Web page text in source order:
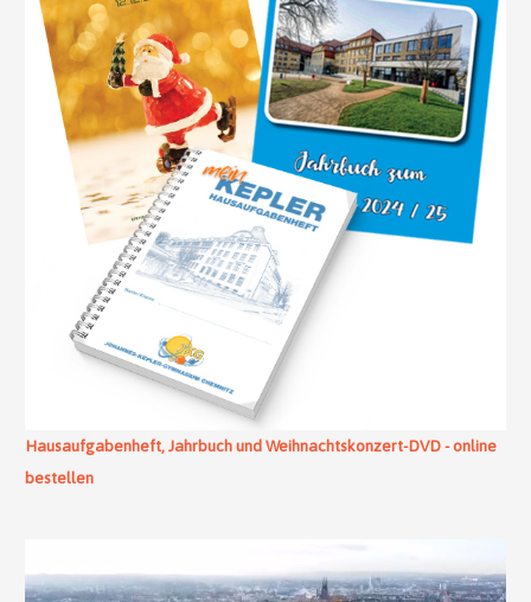
Hausaufgabenheft, Jahrbuch und Weihnachtskonzert-DVD - online
bestellen